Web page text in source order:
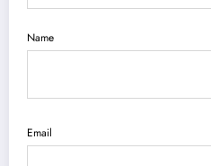
Name
Email